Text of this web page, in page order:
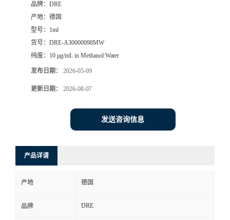
品牌： DRE
产地： 德国
型号： 1ml
货号： DRE-A30000098MW
纯度： 10 μg/mL in Methanol:Water
发布日期： 2026-05-09
更新日期： 2026-08-07
发送咨询信息
产品详请
产地 德国
品牌 DRE